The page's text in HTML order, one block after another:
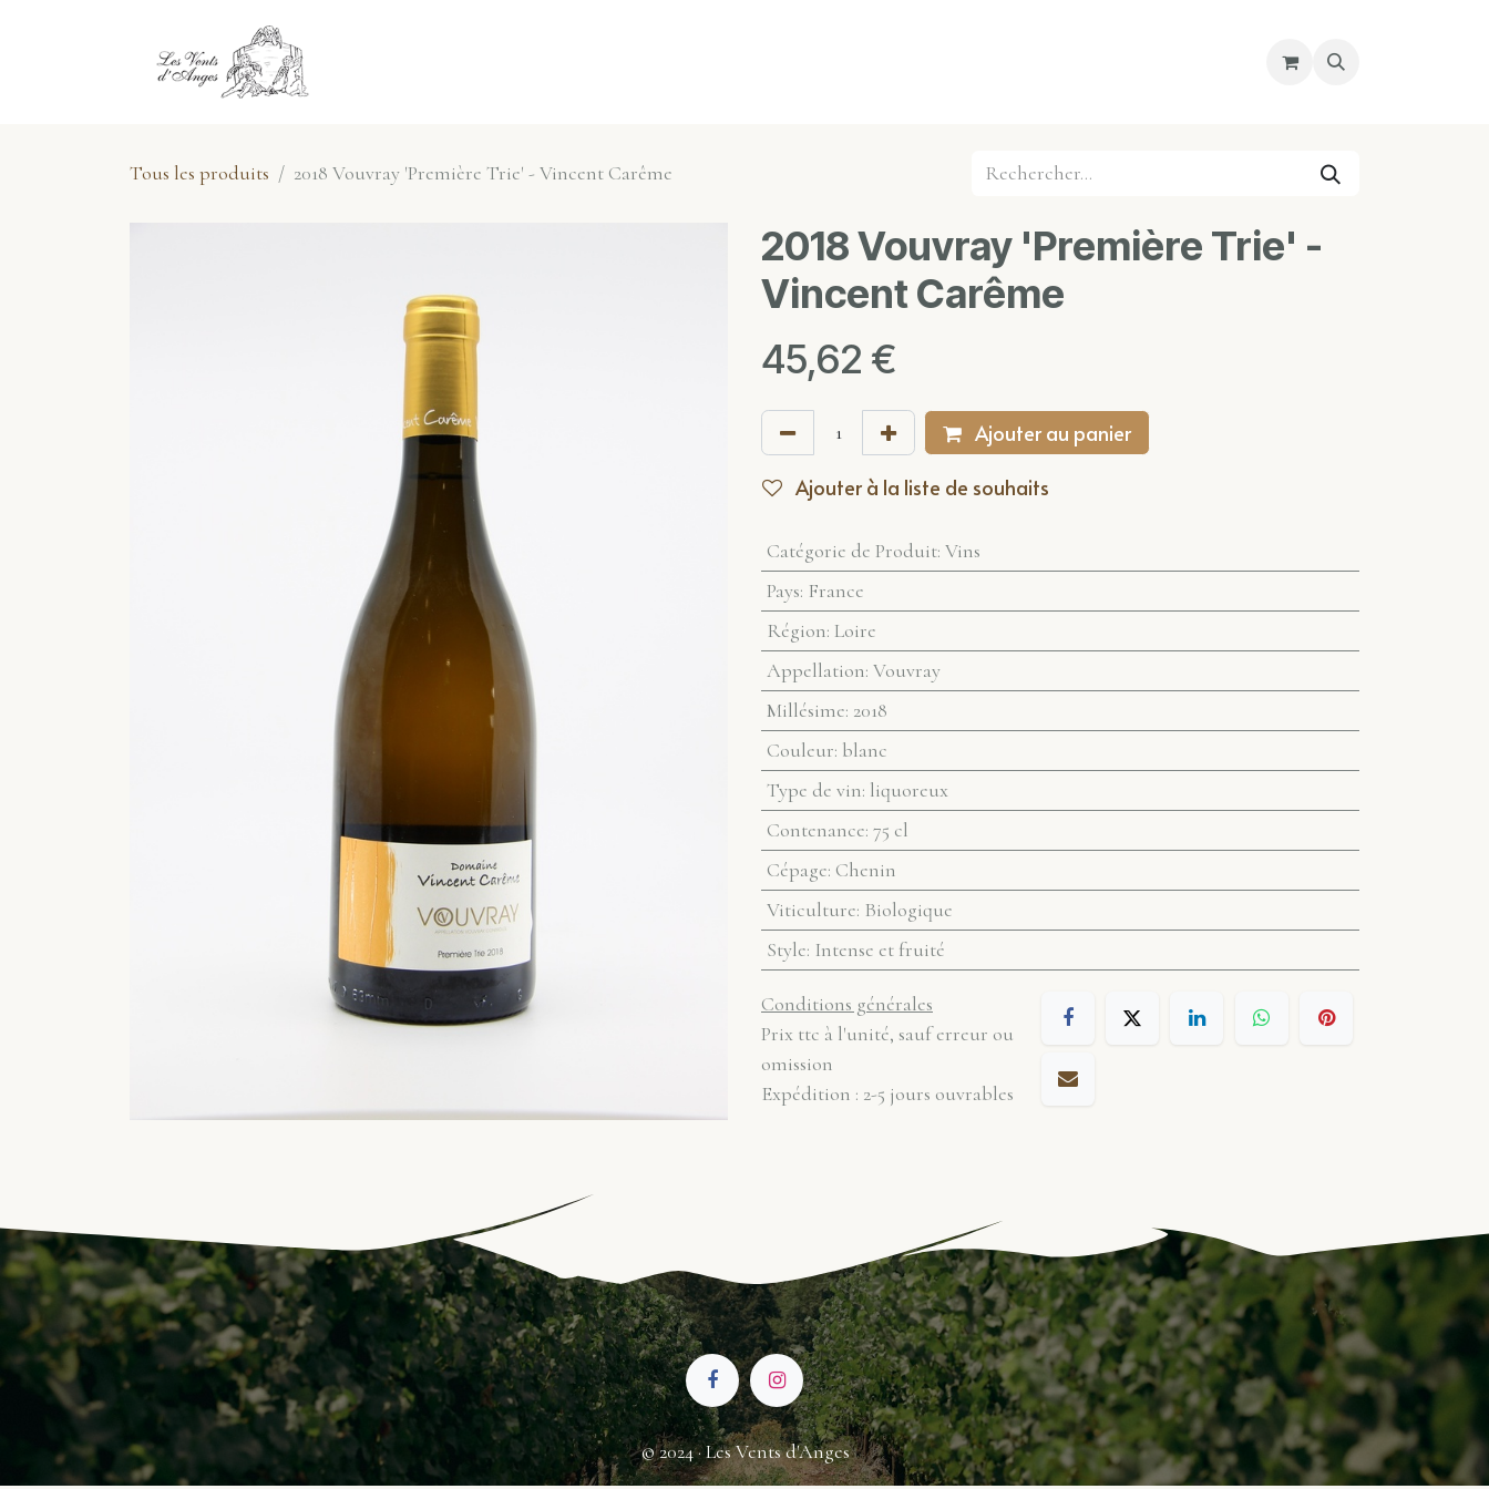
Cours
Tous les produits 2018 Vouvray 'Première Trie' - Vincent Carême
2018 Vouvray 'Première Trie' -
Vincent Carême
45,62 €
Ajouter au panier
Ajouter à la liste de souhaits
Catégorie de Produit: Vins
Pays: France
Région: Loire
Appellation: Vouvray
Millésime: 2018
Couleur: blanc
Type de vin: liquoreux
Contenance: 75 cl
Cépage: Chenin
Viticulture: Biologique
Style: Intense et fruité
Conditions générales
Prix ttc à l'unité, sauf erreur ou
omission
Expédition : 2-5 jours ouvrables
© 2024 · Les Vents d'Anges